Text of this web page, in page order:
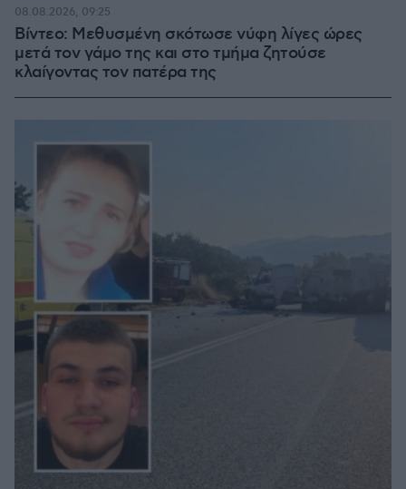
Βίντεο: Μεθυσμένη σκότωσε νύφη λίγες ώρες
μετά τον γάμο της και στο τμήμα ζητούσε
κλαίγοντας τον πατέρα της
08.08.2026, 09:25